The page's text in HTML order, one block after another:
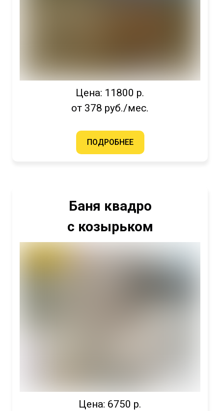
Цена: 11800 р.
от 378 руб./мес.
ПОДРОБНЕЕ
Баня квадро
с козырьком
Цена: 6750 р.